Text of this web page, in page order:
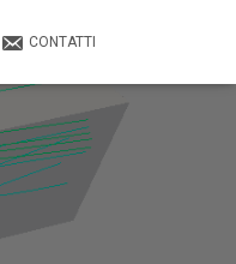
CONTATTI